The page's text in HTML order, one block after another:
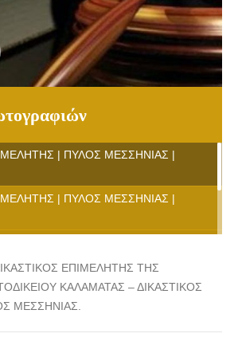
| ΠΥΛΟΣ ΜΕΣΣΗΝΙΑΣ |
| ΠΥΛΟΣ ΜΕΣΣΗΝΙΑΣ |
| ΠΥΛΟΣ ΜΕΣΣΗΝΙΑΣ |
ΕΠΙΜΕΛΗΤΗΣ ΤΗΣ
ΚΑΛΑΜΑΤΑΣ – ΔΙΚΑΣΤΙΚΟΣ
ΜΕΣΣΗΝΙΑΣ.